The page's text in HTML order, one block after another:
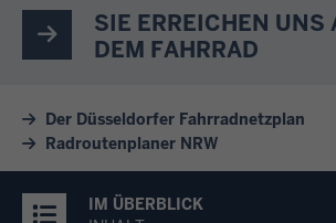
SIE ERREICHEN UNS
DEM FAHRRAD
Der Düsseldorfer Fahrradnetzplan
Radroutenplaner NRW
IM ÜBERBLICK